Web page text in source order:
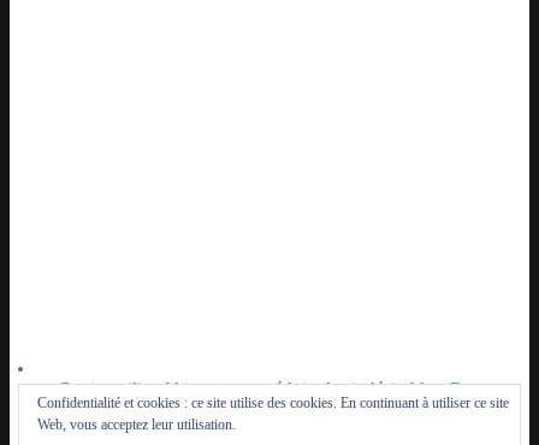
Ce site utilise Akismet pour réduire les indésirables.En
savoir plus sur la façon dont les données de vos
Confidentialité et cookies : ce site utilise des cookies. En continuant à utiliser ce site
Web, vous acceptez leur utilisation.